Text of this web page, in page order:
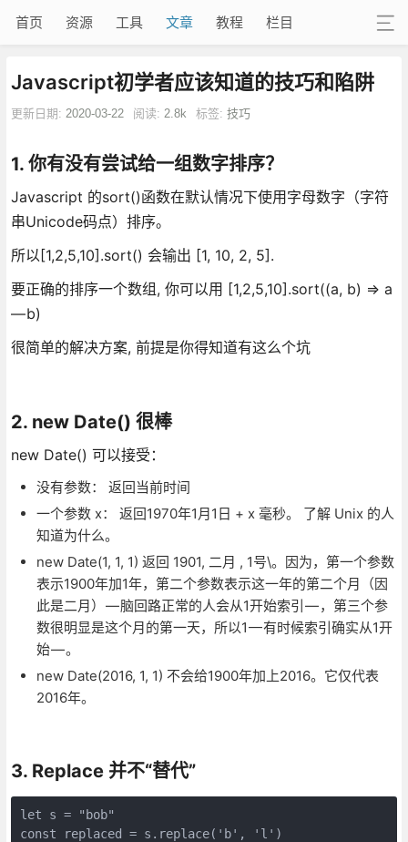
首页 资源 工具 文章 教程 栏目
Javascript初学者应该知道的技巧和陷阱
更新日期: 2020-03-22 阅读: 2.8k 标签: 技巧
1. 你有没有尝试给一组数字排序？
Javascript 的sort()函数在默认情况下使用字母数字（字符
串Unicode码点）排序。
所以[1,2,5,10].sort() 会输出 [1, 10, 2, 5].
要正确的排序一个数组, 你可以用 [1,2,5,10].sort((a, b) => a
— b)
很简单的解决方案, 前提是你得知道有这么个坑
2. new Date() 很棒
new Date() 可以接受：
没有参数： 返回当前时间
一个参数 x： 返回1970年1月1日 + x 毫秒。 了解 Unix 的人
知道为什么。
new Date(1, 1, 1) 返回 1901, 二月 , 1号\。因为，第一个参数
表示1900年加1年，第二个参数表示这一年的第二个月（因
此是二月） — 脑回路正常的人会从1开始索引 — ，第三个参
数很明显是这个月的第一天，所以1 — 有时候索引确实从1开
始 — 。
new Date(2016, 1, 1) 不会给1900年加上2016。它仅代表
2016年。
3. Replace 并不“替代”
let s = "bob"
const replaced = s.replace('b', 'l')